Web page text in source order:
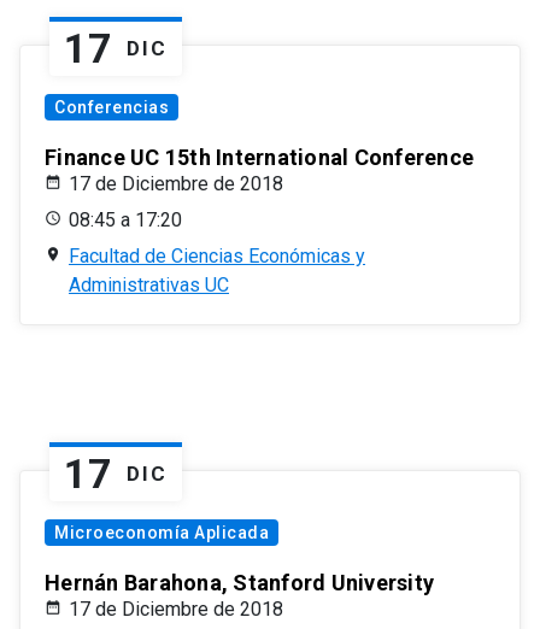
17 DIC
Conferencias
Finance UC 15th International Conference
17 de Diciembre de 2018
08:45 a 17:20
Facultad de Ciencias Económicas y
Administrativas UC
17 DIC
Microeconomía Aplicada
Hernán Barahona, Stanford University
17 de Diciembre de 2018